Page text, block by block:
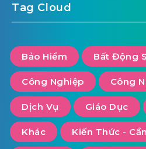
Tag Cloud
Bảo Hiểm Bất Động
Công Nghiệp Công
Dịch Vụ Giáo Dục
Khác Kiến Thức -